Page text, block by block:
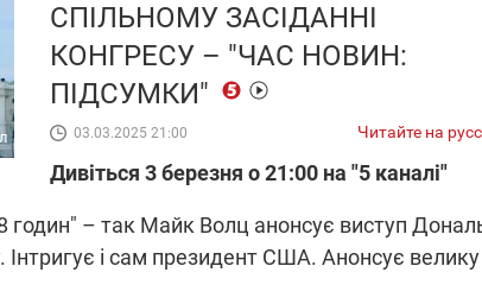
СПІЛЬНОМУ ЗАСІДАННІ
КОНГРЕСУ – "ЧАС НОВИН:
ПІДСУМКИ"
03.03.2025 21:00 Читайте на
Дивіться 3 березня о 21:00 на "5 каналі"
годин" – так Майк Волц анонсує виступ
Інтригує і сам президент США. Анонсує велику
В УКРАЇНІ
ПЛІВКИ МІНДІЧА: СПРАВА